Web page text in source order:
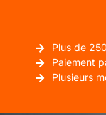
Plus de
Paiement
Plusieurs